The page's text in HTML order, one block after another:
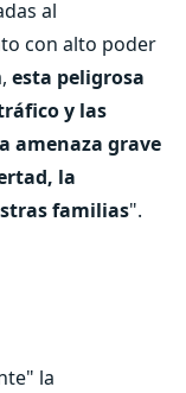
al
con alto poder
esta peligrosa
y las
amenaza grave
la
familias".
la